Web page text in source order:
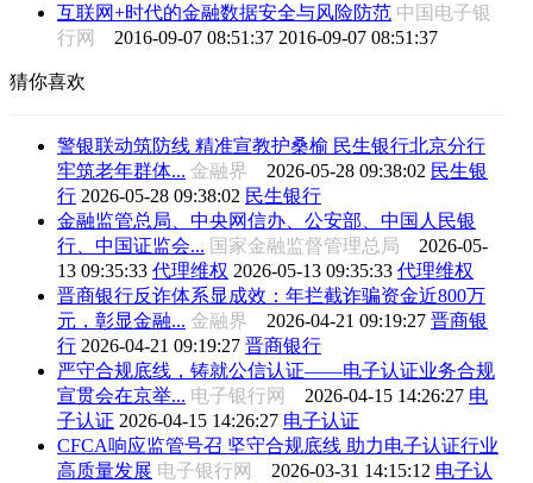
互联网+时代的金融数据安全与风险防范 中国电子银
行网 2016-09-07 08:51:37 2016-09-07 08:51:37
猜你喜欢
警银联动筑防线 精准宣教护桑榆 民生银行北京分行
牢筑老年群体... 金融界 2026-05-28 09:38:02 民生银
行 2026-05-28 09:38:02 民生银行
金融监管总局、中央网信办、公安部、中国人民银
行、中国证监会... 国家金融监督管理总局 2026-05-
13 09:35:33 代理维权 2026-05-13 09:35:33 代理维权
晋商银行反诈体系显成效：年拦截诈骗资金近800万
元，彰显金融... 金融界 2026-04-21 09:19:27 晋商银
行 2026-04-21 09:19:27 晋商银行
严守合规底线，铸就公信认证——电子认证业务合规
宣贯会在京举... 电子银行网 2026-04-15 14:26:27 电
子认证 2026-04-15 14:26:27 电子认证
CFCA响应监管号召 坚守合规底线 助力电子认证行业
高质量发展 电子银行网 2026-03-31 14:15:12 电子认